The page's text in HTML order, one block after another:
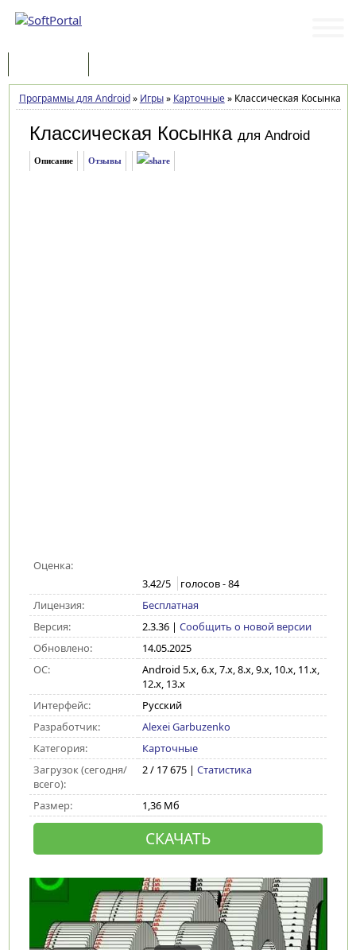
Программы для Android» Игры» Карточные»Классическая Косынка
Классическая Косынка для Android
Описание Отзывы
Оценка:
3.42/5 голосов -84
Лицензия:
Бесплатная
Версия:
2.3.36| Сообщить о новой версии
Обновлено:
14.05.2025
ОС:
Android 5.x, 6.x, 7.x, 8.x, 9.x, 10.x, 11.x,
12.x, 13.x
Интерфейс:
Русский
Разработчик:
Alexei Garbuzenko
Категория:
Карточные
Загрузок (сегодня/
всего):
2 / 17 675 | Статистика
Размер: 1,36 Мб
СКАЧАТЬ